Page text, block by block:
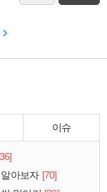
이슈
아보자 [70]